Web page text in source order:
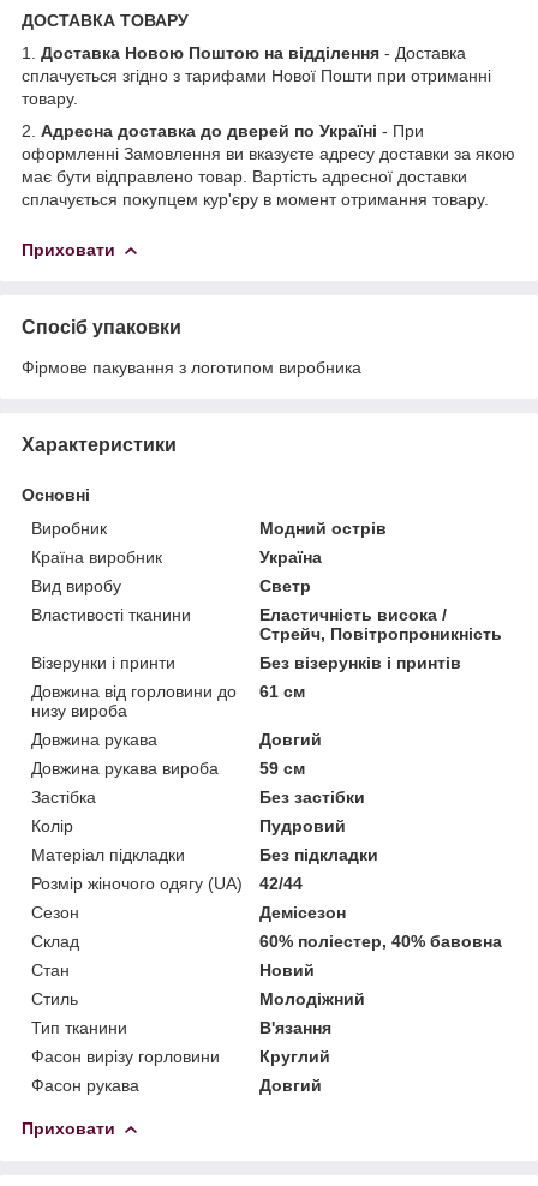
ДОСТАВКА ТОВАРУ
1.
Доставка Новою Поштою на відділення - Доставка
сплачується згідно з тарифами Нової Пошти при отриманні
товару.
2. Адресна доставка до дверей по Україні - При
оформленні Замовлення ви вказуєте адресу доставки за якою
має бути відправлено товар. Вартість адресної доставки
сплачується покупцем кур'єру в момент отримання товару.
Приховати
Спосіб упаковки
Фірмове пакування з логотипом виробника
Характеристики
Основні
Виробник
Модний острів
Країна виробник
Україна
Вид виробу
Светр
Властивості тканини
Еластичність висока /
Стрейч, Повітропроникність
Візерунки і принти
Без візерунків і принтів
Довжина від горловини до
низу вироба
61 см
Довжина рукава
Довгий
Довжина рукава вироба
59 см
Застібка
Без застібки
Колір
Пудровий
Матеріал підкладки
Без підкладки
Розмір жіночого одягу (UA)
42/44
Сезон
Демісезон
Склад
60% поліестер, 40% бавовна
Стан
Новий
Стиль
Молодіжний
Тип тканини
В'язання
Фасон вирізу горловини
Круглий
Фасон рукава
Довгий
Приховати